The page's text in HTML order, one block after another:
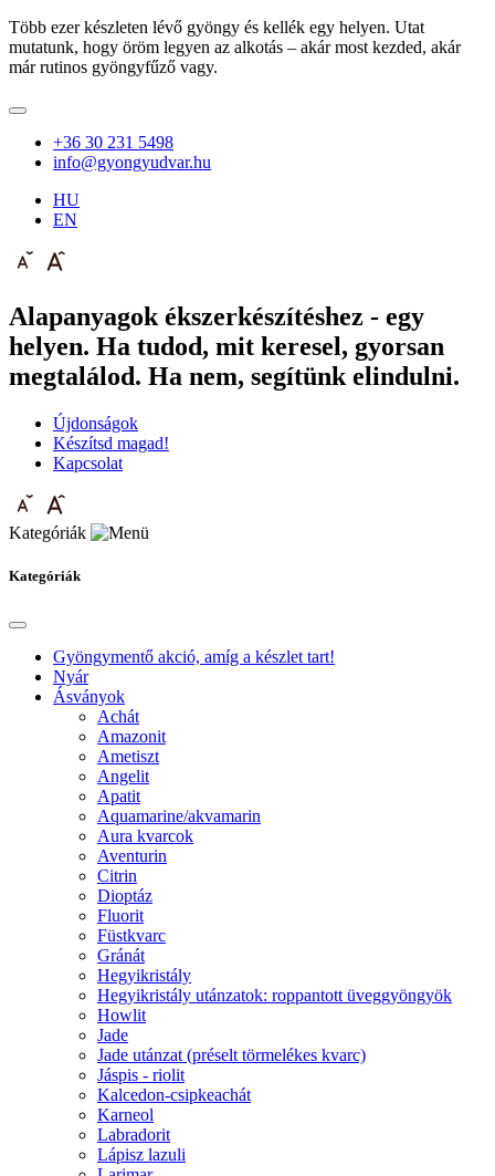
Több ezer készleten lévő gyöngy és kellék egy helyen. Utat
mutatunk, hogy öröm legyen az alkotás – akár most kezded, akár
már rutinos gyöngyfűző vagy.
+36 30 231 5498
info@gyongyudvar.hu
HU
EN
Alapanyagok ékszerkészítéshez - egy
helyen. Ha tudod, mit keresel, gyorsan
megtalálod. Ha nem, segítünk elindulni.
Újdonságok
Készítsd magad!
Kapcsolat
Kategóriák
Kategóriák
Gyöngymentő akció, amíg a készlet tart!
Nyár
Ásványok
Achát
Amazonit
Ametiszt
Angelit
Apatit
Aquamarine/akvamarin
Aura kvarcok
Aventurin
Citrin
Dioptáz
Fluorit
Füstkvarc
Gránát
Hegyikristály
Hegyikristály utánzatok: roppantott üveggyöngyök
Howlit
Jade
Jade utánzat (préselt törmelékes kvarc)
Jáspis - riolit
Kalcedon-csipkeachát
Karneol
Labradorit
Lápisz lazuli